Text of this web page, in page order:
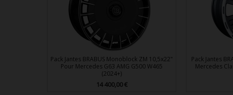
Pack Jantes BRABUS Monoblock ZM 10,5x22"
Pour Mercedes G63 AMG G500 W465
(2024+)
Prix
14 400,00 €
Pack Jantes
Mercedes